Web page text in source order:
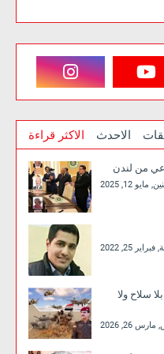
الاكثر قراءة الاحدث
مايو 12, 2025
25, 2022
سلاح ولا
26, 2026